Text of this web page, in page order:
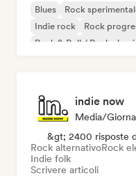
Blues Rock
Indie rock
Rock
Rock & Roll / Rock
indie now
Media/
&gt; 2400 risposte
Rock alternativoRock
Indie folk
Scrivere articoli